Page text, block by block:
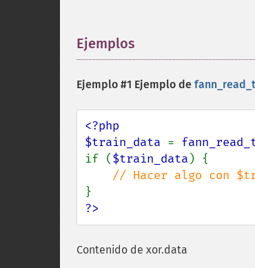
Ejemplos
Ejemplo #1 Ejemplo de
<?php
$train_data =
if ($train_data ) {
?>
Contenido de xor.data